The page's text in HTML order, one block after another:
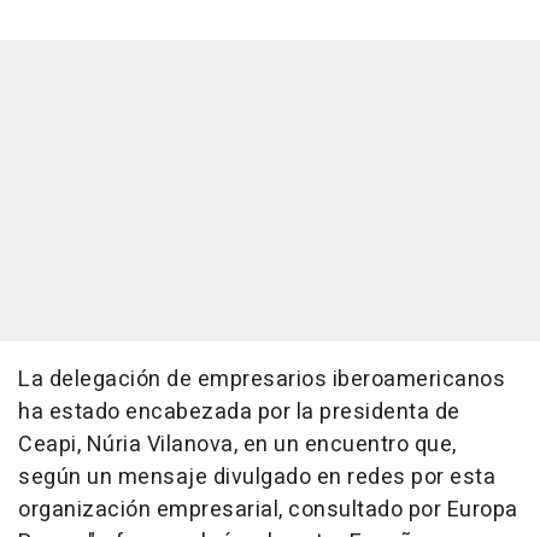
La delegación de empresarios iberoamericanos
ha estado encabezada por la presidenta de
Ceapi, Núria Vilanova, en un encuentro que,
según un mensaje divulgado en redes por esta
organización empresarial, consultado por Europa